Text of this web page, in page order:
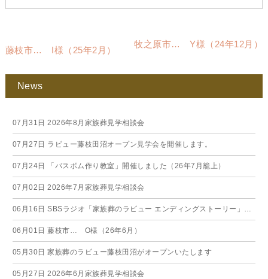
藤枝市… I様（25年2月）
牧之原市… Y様（24年12月）
News
07月31日 2026年8月家族葬見学相談会
07月27日 ラビュー藤枝田沼オープン見学会を開催します。
07月24日 「バスボム作り教室」開催しました（26年7月籠上）
07月02日 2026年7月家族葬見学相談会
06月16日 SBSラジオ「家族葬のラビュー エンディングストーリー」に弊社スタッフが出演いたしました（26年6月）
06月01日 藤枝市… O様（26年6月）
05月30日 家族葬のラビュー藤枝田沼がオープンいたします
05月27日 2026年6月家族葬見学相談会